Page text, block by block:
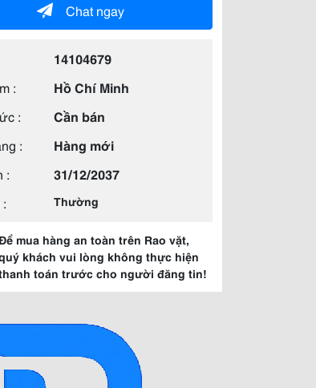
Chat ngay
14104679
:
Hồ Chí Minh
:
Cần bán
:
Hàng mới
:
31/12/2037
Thường
mua hàng an toàn trên Rao vặt,
khách vui lòng không thực hiện
toán trước cho người đăng tin!